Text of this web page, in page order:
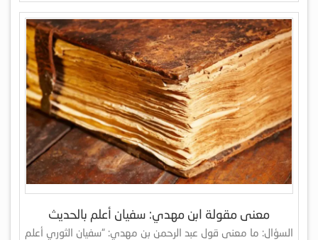
معنى مقولة ابن مهدي: سفيان أعلم بالحديث
السؤال: ما معنى قول عبد الرحمن بن مهدي: “سفيان الثوري أعلم